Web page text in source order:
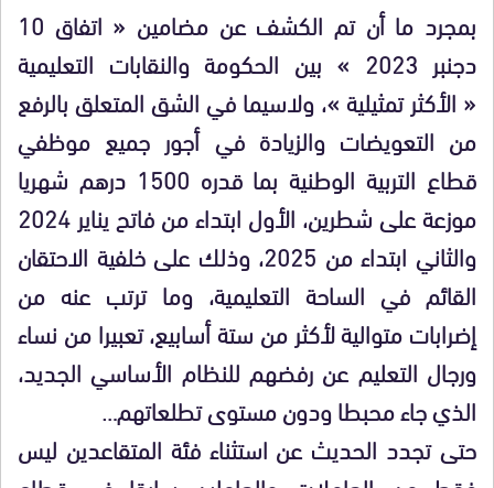
بمجرد ما أن تم الكشف عن مضامين « اتفاق 10
دجنبر 2023 » بين الحكومة والنقابات التعليمية
« الأكثر تمثيلية »، ولاسيما في الشق المتعلق بالرفع
من التعويضات والزيادة في أجور جميع موظفي
قطاع التربية الوطنية بما قدره 1500 درهم شهريا
موزعة على شطرين، الأول ابتداء من فاتح يناير 2024
والثاني ابتداء من 2025، وذلك على خلفية الاحتقان
القائم في الساحة التعليمية، وما ترتب عنه من
إضرابات متوالية لأكثر من ستة أسابيع، تعبيرا من نساء
ورجال التعليم عن رفضهم للنظام الأساسي الجديد،
الذي جاء محبطا ودون مستوى تطلعاتهم…
حتى تجدد الحديث عن استثناء فئة المتقاعدين ليس